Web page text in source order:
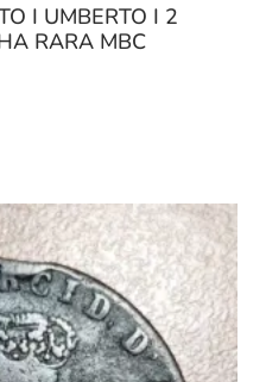
I UMBERTO I 2
RARA MBC